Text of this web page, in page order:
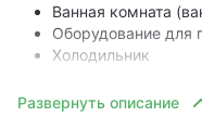
Ванная комната
Оборудование для
Холодильник
душа, набор для